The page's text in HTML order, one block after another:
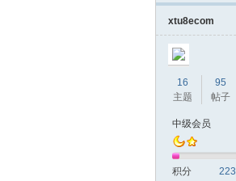
xtu8ecom
16
主题
95
帖子
中级会员
积分 223